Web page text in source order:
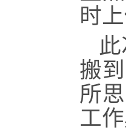
时
搬
所
工